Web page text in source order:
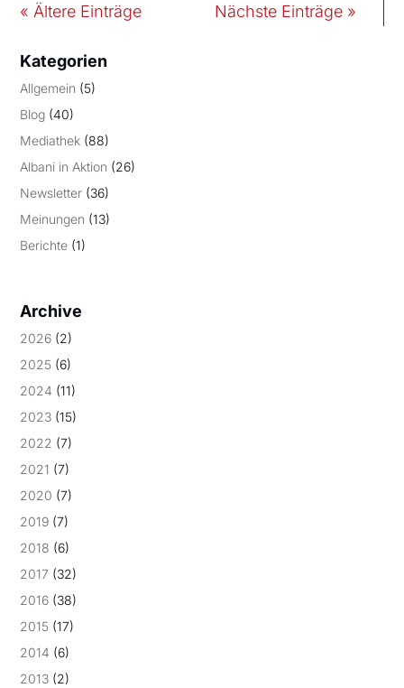
« Ältere Einträge Nächste Einträge »
Kategorien
Allgemein (5)
Blog (40)
Mediathek (88)
Albani in Aktion (26)
Newsletter (36)
Meinungen (13)
Berichte (1)
Archive
2026 (2)
2025 (6)
2024 (11)
2023 (15)
2022 (7)
2021 (7)
2020 (7)
2019 (7)
2018 (6)
2017 (32)
2016 (38)
2015 (17)
2014 (6)
2013 (2)